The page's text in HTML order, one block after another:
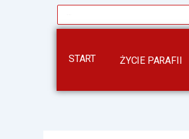
START ŻYCIE PARAFII